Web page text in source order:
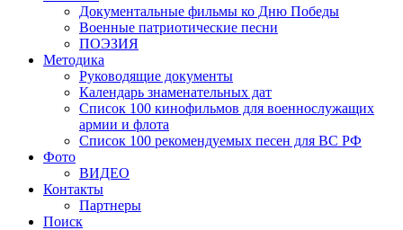
Документальные фильмы ко Дню Победы
Военные патриотические песни
ПОЭЗИЯ
Методика
Руководящие документы
Календарь знаменательных дат
Список 100 кинофильмов для военнослужащих
армии и флота
Список 100 рекомендуемых песен для ВС РФ
Фото
ВИДЕО
Контакты
Партнеры
Поиск